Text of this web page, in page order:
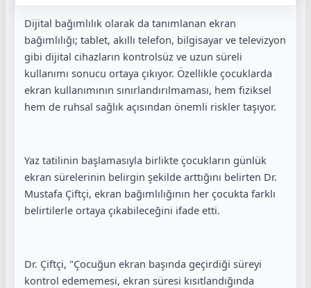
Dijital bağımlılık olarak da tanımlanan ekran
bağımlılığı; tablet, akıllı telefon, bilgisayar ve televizyon
gibi dijital cihazların kontrolsüz ve uzun süreli
kullanımı sonucu ortaya çıkıyor. Özellikle çocuklarda
ekran kullanımının sınırlandırılmaması, hem fiziksel
hem de ruhsal sağlık açısından önemli riskler taşıyor.
Yaz tatilinin başlamasıyla birlikte çocukların günlük
ekran sürelerinin belirgin şekilde arttığını belirten Dr.
Mustafa Çiftçi, ekran bağımlılığının her çocukta farklı
belirtilerle ortaya çıkabileceğini ifade etti.
Dr. Çiftçi, "Çocuğun ekran başında geçirdiği süreyi
kontrol edememesi, ekran süresi kısıtlandığında